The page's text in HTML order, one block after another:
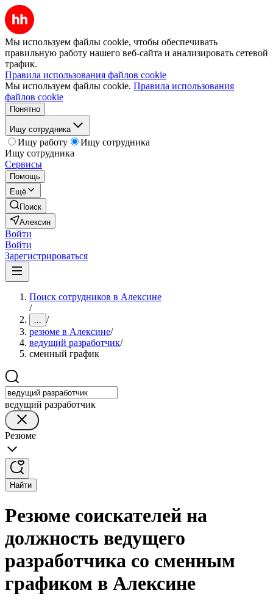
Мы используем файлы cookie, чтобы обеспечивать
правильную работу нашего веб-сайта и анализировать сетевой
трафик.
Правила использования файлов cookie
Мы используем файлы cookie. Правила использования
файлов cookie
Понятно
Ищу сотрудника
Ищу работу
Ищу сотрудника
Ищу сотрудника
Сервисы
Помощь
Ещё
Поиск
Алексин
Войти
Войти
Зарегистрироваться
Поиск сотрудников в Алексине
/
... /
резюме в Алексине/
ведущий разработчик/
сменный график
ведущий разработчик
Резюме
Найти
Резюме соискателей на
должность ведущего
разработчика со сменным
графиком в Алексине